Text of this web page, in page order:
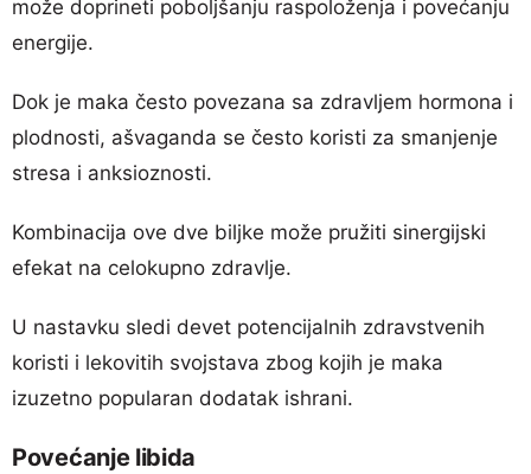
može doprineti poboljšanju raspoloženja i povećanju
energije.
Dok je maka često povezana sa zdravljem hormona i
plodnosti, ašvaganda se često koristi za smanjenje
stresa i anksioznosti.
Kombinacija ove dve biljke može pružiti sinergijski
efekat na celokupno zdravlje.
U nastavku sledi devet potencijalnih zdravstvenih
koristi i lekovitih svojstava zbog kojih je maka
izuzetno popularan dodatak ishrani.
Povećanje libida